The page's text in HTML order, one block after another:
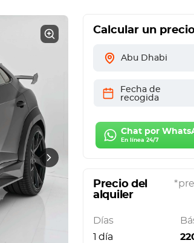
Calcular un
Abu Dhabi
Fecha de
recogida
Chat por
En línea 24/7
Precio del
alquiler
Días
1 día